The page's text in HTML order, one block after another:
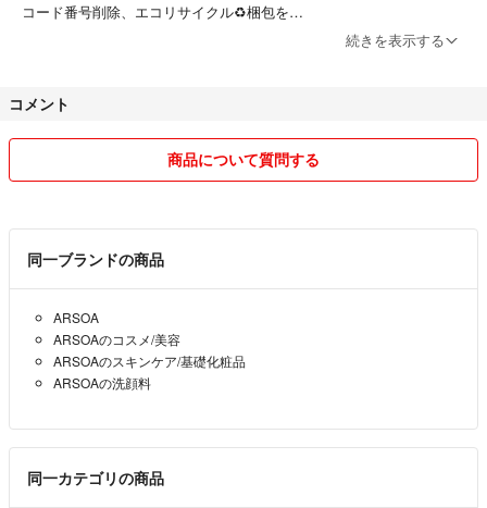
コード番号削除、エコリサイクル♻️梱包を
続きを表示する
コメント
商品について質問する
同一ブランドの商品
ARSOA
ARSOAのコスメ/美容
ARSOAのスキンケア/基礎化粧品
ARSOAの洗顔料
同一カテゴリの商品